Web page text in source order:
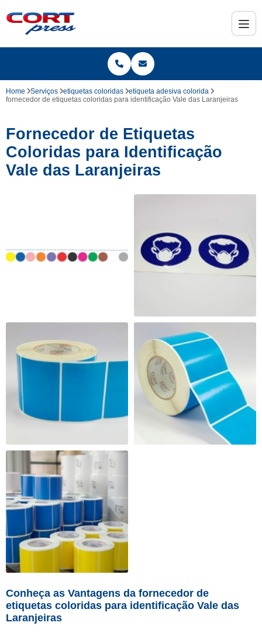
Home Serviços etiquetas coloridas
etiqueta adesiva colorida
fornecedor de etiquetas coloridas para identificação Vale das Laranjeiras
Fornecedor de Etiquetas
Coloridas para Identificação
Vale das Laranjeiras
Conheça as Vantagens da fornecedor de
etiquetas coloridas para identificação Vale das
Laranjeiras